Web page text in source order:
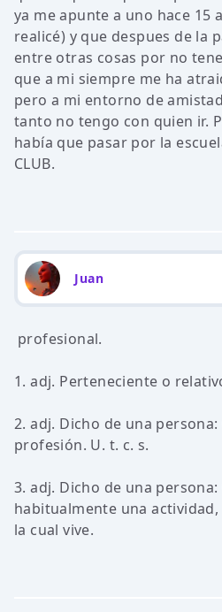
ya me apunte a uno hace 15
realicé) y que despues de la
entre otras cosas por no
que a mi siempre me ha
pero a mi entorno de
tanto no tengo con quien ir.
había que pasar por la
CLUB.
Juan
profesional.
1. adj. Perteneciente o
2. adj. Dicho de una
profesión. U. t. c. s.
3. adj. Dicho de una
habitualmente una
la cual vive.